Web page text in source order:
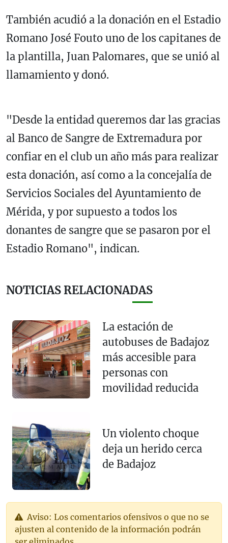
También acudió a la donación en el Estadio
Romano José Fouto uno de los capitanes de
la plantilla, Juan Palomares, que se unió al
llamamiento y donó.
"Desde la entidad queremos dar las gracias
al Banco de Sangre de Extremadura por
confiar en el club un año más para realizar
esta donación, así como a la concejalía de
Servicios Sociales del Ayuntamiento de
Mérida, y por supuesto a todos los
donantes de sangre que se pasaron por el
Estadio Romano", indican.
NOTICIAS RELACIONADAS
La estación de
autobuses de Badajoz
más accesible para
personas con
movilidad reducida
Un violento choque
deja un herido cerca
de Badajoz
Aviso: Los comentarios ofensivos o que no se
ajusten al contenido de la información podrán